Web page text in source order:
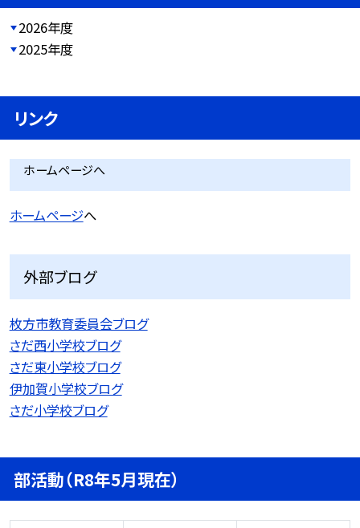
2026年度
2025年度
リンク
ホームページへ
ホームページへ
外部ブログ
枚方市教育委員会ブログ
さだ西小学校ブログ
さだ東小学校ブログ
伊加賀小学校ブログ
さだ小学校ブログ
部活動（R8年5月現在）